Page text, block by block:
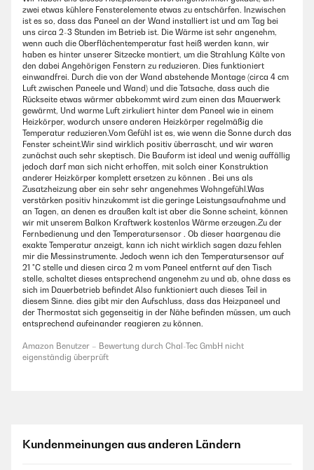
zwei etwas kühlere Fensterelemente etwas zu entschärfen. Inzwischen
ist es so, dass das Paneel an der Wand installiert ist und am Tag bei
uns circa 2-3 Stunden im Betrieb ist. Die Wärme ist sehr angenehm,
wenn auch die Oberflächentemperatur fast heiß werden kann, wir
haben es hinter unserer Sitzecke montiert, um die Strahlung Kälte von
den dabei Angehörigen Fenstern zu reduzieren. Dies funktioniert
einwandfrei. Durch die von der Wand abstehende Montage (circa 4 cm
Luft zwischen Paneele und Wand) und die Tatsache, dass auch die
Rückseite etwas wärmer abbekommt wird zum einen das Mauerwerk
gewärmt, Und warme Luft zirkuliert hinter dem Paneel wie in einem
Heizkörper, wodurch unsere anderen Heizkörper regelmäßig die
Temperatur reduzieren.Vom Gefühl ist es, wie wenn die Sonne durch das
Fenster scheint.Wir sind wirklich positiv überrascht, und wir waren
zunächst auch sehr skeptisch. Die Bauform ist ideal und wenig auffällig
jedoch darf man sich nicht erhoffen, mit solch einer Konstruktion
anderer Heizkörper komplett ersetzen zu können . Bei uns als
Zusatzheizung aber ein sehr sehr angenehmes Wohngefühl.Was
verstärken positiv hinzukommt ist die geringe Leistungsaufnahme und
an Tagen, an denen es draußen kalt ist aber die Sonne scheint, können
wir mit unserem Balkon Kraftwerk kostenlos Wärme erzeugen.Zu der
Fernbedienung und den Temperatursensor . Ob dieser haargenau die
exakte Temperatur anzeigt, kann ich nicht wirklich sagen dazu fehlen
mir die Messinstrumente. Jedoch wenn ich den Temperatursensor auf
21 °C stelle und diesen circa 2 m vom Paneel entfernt auf den Tisch
stelle, schaltet dieses entsprechend angenehm zu und ab, ohne dass es
sich im Dauerbetrieb befindet Also funktioniert auch dieses Teil in
diesem Sinne. dies gibt mir den Aufschluss, dass das Heizpaneel und
der Thermostat sich gegenseitig in der Nähe befinden müssen, um auch
entsprechend aufeinander reagieren zu können.
Amazon Benutzer – Bewertung durch Chal-Tec GmbH nicht
eigenständig überprüft
Kundenmeinungen aus anderen Ländern